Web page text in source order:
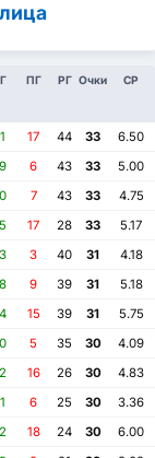
ПГ РГ Очки СР
17 44 33
6.50
6 43 33
5.00
7 43 33
4.75
17 28 33
5.17
3 40 31
4.18
9 39 31
5.18
15 39 31
5.75
5 35 30
4.09
16 26 30
4.83
6 25 30
3.36
18 24 30
6.00